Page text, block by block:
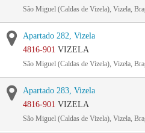
São Miguel (Caldas de Vizela), Vizela,
Apartado 282, Vizela
4816-901 VIZELA
São Miguel (Caldas de Vizela), Vizela,
Apartado 283, Vizela
4816-901 VIZELA
São Miguel (Caldas de Vizela), Vizela,